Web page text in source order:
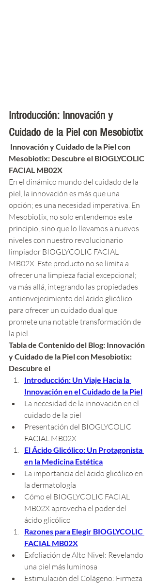
Introducción: Innovación y
Cuidado de la Piel con Mesobiotix
Innovación y Cuidado de la Piel con
Mesobiotix: Descubre el BIOGLYCOLIC
FACIAL MB02X
En el dinámico mundo del cuidado de la
piel, la innovación es más que una
opción; es una necesidad imperativa. En
Mesobiotix, no solo entendemos este
principio, sino que lo llevamos a nuevos
niveles con nuestro revolucionario
limpiador BIOGLYCOLIC FACIAL
MB02X. Este producto no se limita a
ofrecer una limpieza facial excepcional;
va más allá, integrando las propiedades
antienvejecimiento del ácido glicólico
para ofrecer un cuidado dual que
promete una notable transformación de
la piel.
Tabla de Contenido del Blog: Innovación
y Cuidado de la Piel con Mesobiotix:
Descubre el
Introducción: Un Viaje Hacia la
Innovación en el Cuidado de la Piel
La necesidad de la innovación en el
cuidado de la piel
Presentación del BIOGLYCOLIC
FACIAL MB02X
El Ácido Glicólico: Un Protagonista
en la Medicina Estética
La importancia del ácido glicólico en
la dermatología
Cómo el BIOGLYCOLIC FACIAL
MB02X aprovecha el poder del
ácido glicólico
Razones para Elegir BIOGLYCOLIC
FACIAL MB02X
Exfoliación de Alto Nivel: Revelando
una piel más luminosa
Estimulación del Colágeno: Firmeza